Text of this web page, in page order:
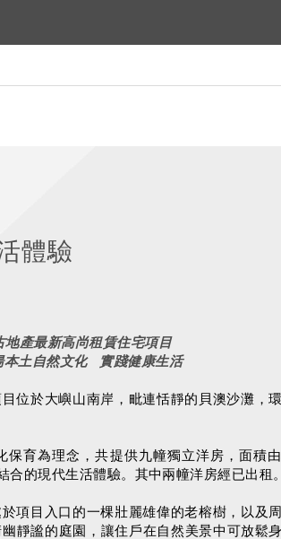
體驗
地產最新高尚租賃住宅項目
本土自然文化
實踐健康生活
目位於大嶼山南岸，毗連恬靜的貝澳沙灘，
保育為理念，共提供九幢獨立洋房，面積
的現代生活體驗。其中兩幢洋房經已出租。
項目入口的一棵壯麗雄偉的老榕樹，以及
靜謐的庭園，讓住戶在自然美景中可放鬆